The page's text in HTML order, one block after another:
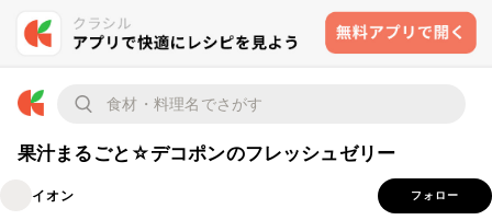
果汁まるごと☆デコポンのフレッシュゼリー
イオン フォロー